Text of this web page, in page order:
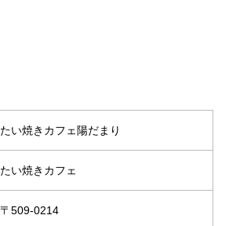
たい焼きカフェ陽だまり
たい焼きカフェ
〒509-0214 ⁡